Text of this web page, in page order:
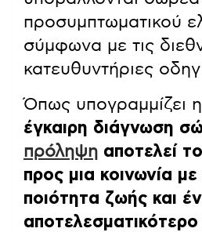
προσυμπτωματικού
σύμφωνα με τις
κατευθυντήριες
Όπως υπογραμμίζει η
έγκαιρη διάγνωση
πρόληψη αποτελεί
προς μια κοινωνία
ποιότητα ζωής και